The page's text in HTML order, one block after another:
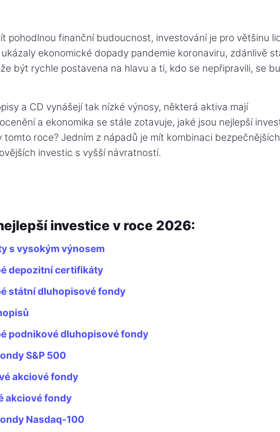
pohodlnou finanční budoucnost, investování je pro většinu
ekonomické dopady pandemie koronaviru, zdánlivě
být rychle postavena na hlavu a ti, kdo se nepřipravili, se
a CD vynášejí tak nízké výnosy, některá aktiva mají
a ekonomika se stále zotavuje, jaké jsou nejlepší
tomto roce? Jedním z nápadů je mít kombinaci bezpečnějších
investic s vyšší návratností.
investice v roce 2026:
s vysokým výnosem
depozitní certifikáty
státní dluhopisové fondy
podnikové dluhopisové fondy
S&P 500
akciové fondy
akciové fondy
Nasdaq-100